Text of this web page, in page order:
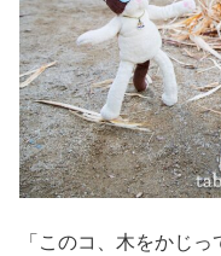
「このコ、木をかじっ